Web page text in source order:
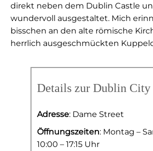
direkt neben dem Dublin Castle
wundervoll ausgestaltet. Mich
bisschen an den alte römische
herrlich ausgeschmückten
Details zur Dublin
Adresse: Dame Street
Öffnungszeiten: Montag –
10:00 – 17:15 Uhr